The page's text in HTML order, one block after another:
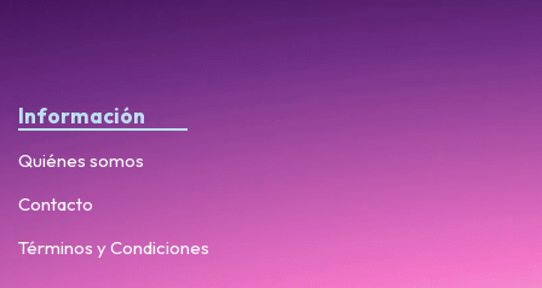
Información
Quiénes somos
Contacto
Términos y Condiciones